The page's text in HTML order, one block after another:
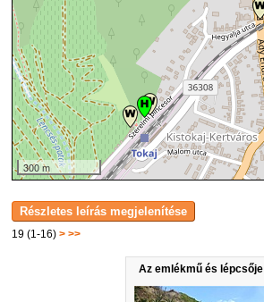
19 (1-16)> >>
Az emlékmű és lépcsője
300 m